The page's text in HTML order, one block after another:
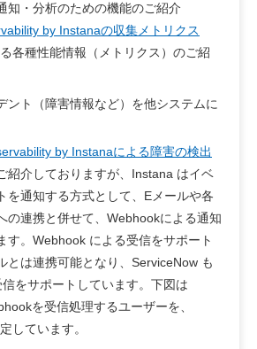
知・分析のための機能のご紹介
by Instanaの収集メトリクス
各種性能情報（メトリクス）のご紹
ント（障害情報など）を他システムに
by Instanaによる障害の検出
紹介しておりますが、Instana はイベ
を通知する方式として、Eメールや各
の連携と併せて、Webhookによる通知
す。Webhook による受信をサポート
とは連携可能となり、ServiceNow も
をサポートしています。下図は
を受信処理するユーザーを、
しています。